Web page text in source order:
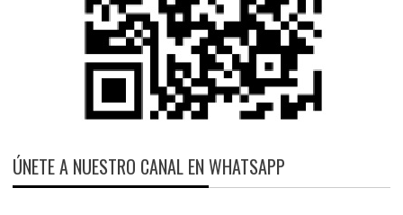
ÚNETE A NUESTRO CANAL EN WHATSAPP